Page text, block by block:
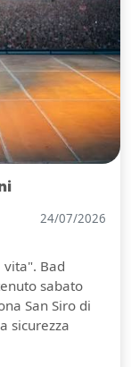
24/07/2026
Bad
sabato
San Siro di
sicurezza